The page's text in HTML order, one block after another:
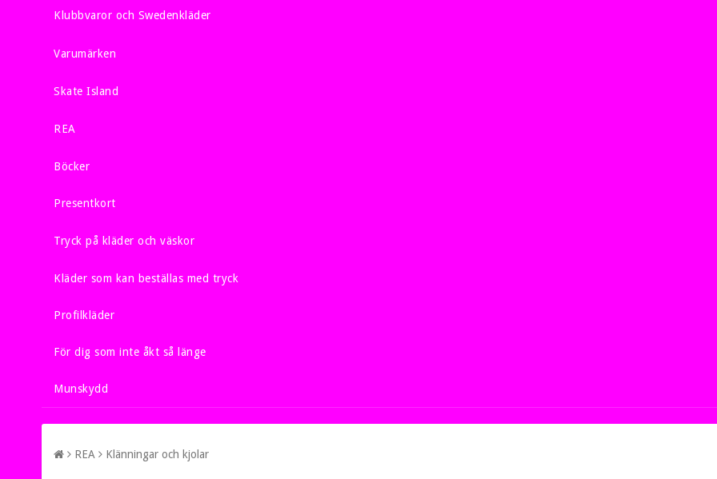
Klubbvaror och Swedenkläder
Varumärken
Skate Island
REA
Böcker
Presentkort
Tryck på kläder och väskor
Kläder som kan beställas med tryck
Profilkläder
För dig som inte åkt så länge
Munskydd
REA Klänningar och kjolar